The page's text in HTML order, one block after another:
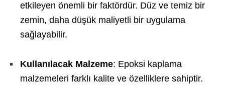
etkileyen önemli bir faktördür. Düz ve temiz bir
zemin, daha düşük maliyetli bir uygulama
sağlayabilir.
Kullanılacak Malzeme: Epoksi kaplama
malzemeleri farklı kalite ve özelliklere sahiptir.